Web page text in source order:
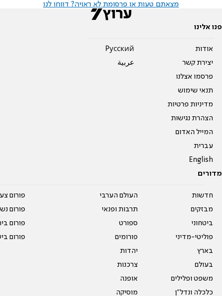
מצאתם טעות או פרסומת לא ראויה? דווחו לנו
פנו אלינו
אודות
יצירת קשר
פרסמו אצלנו
תנאי שימוש
מדיניות פרטיות
הצהרת נגישות
המייל האדום
עברית
English
Pусский
عربية
מדורים
חדשות
מבזקים
ביטחוני
פוליטי-מדיני
בארץ
בעולם
משפט ופלילים
כלכלה ונדל"ן
העולם הערבי
תרבות ופנאי
ספורט
פורומים
יהדות
צרכנות
אופנה
מוסיקה
פורום
פורום
פורום
פורום